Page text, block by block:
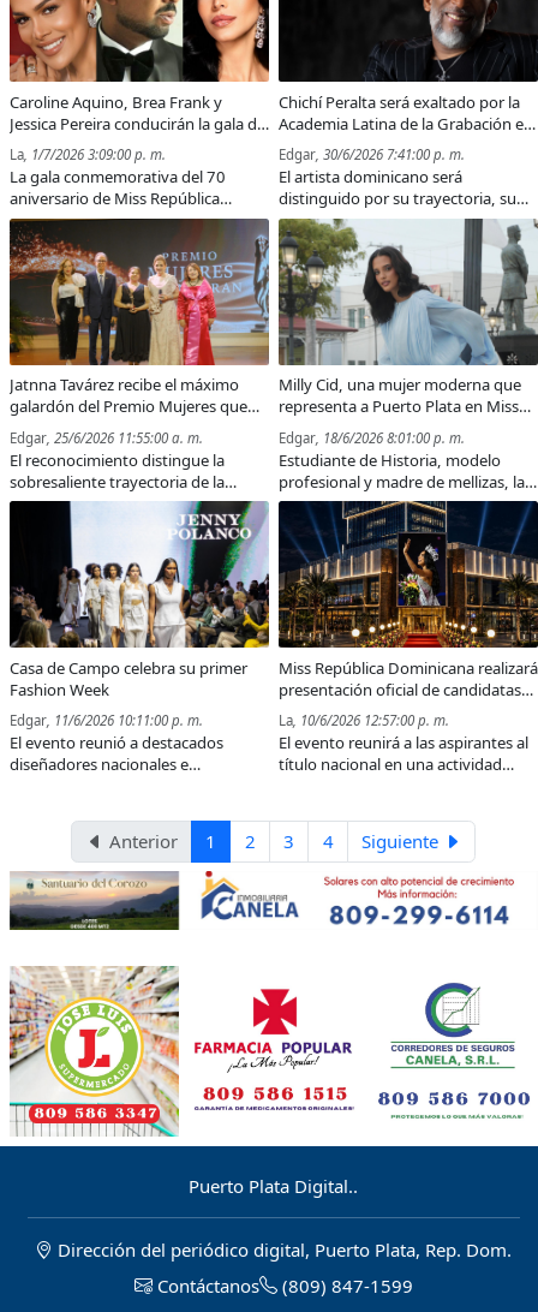
Caroline Aquino, Brea Frank y
Jessica Pereira conducirán la gala de
coronación del 70 aniversario de
Miss República Dominicana
La, 1/7/2026 3:09:00 p. m.
La gala conmemorativa del 70
aniversario de Miss República
Dominicana se celebrará el 30 de
julio en el Teatro Nacional Eduardo
Brito y estará dedicada a apoyar la
creación de La Casa del Autismo.
Chichí Peralta será exaltado por la
Academia Latina de la Grabación en
reconocimiento a su excelencia
musical
Edgar, 30/6/2026 7:41:00 p. m.
El artista dominicano será
distinguido por su trayectoria, su
aporte a la música latina y su legado
como uno de los grandes
innovadores de la fusión caribeña.
Jatnna Tavárez recibe el máximo
galardón del Premio Mujeres que
Inspiran
Edgar, 25/6/2026 11:55:00 a. m.
El reconocimiento distingue la
sobresaliente trayectoria de la
veterana comunicadora y resalta el
impacto de mujeres líderes en
diversas áreas del país.
Milly Cid, una mujer moderna que
representa a Puerto Plata en Miss
Universo República Dominicana
Edgar, 18/6/2026 8:01:00 p. m.
Estudiante de Historia, modelo
profesional y madre de mellizas, la
representante de Puerto Plata
apuesta por la fe, la disciplina y los
valores como pilares de su
participación en Miss Universo
República Dominicana.
Casa de Campo celebra su primer
Fashion Week
Edgar, 11/6/2026 10:11:00 p. m.
El evento reunió a destacados
diseñadores nacionales e
turismo de lujo en La Romana.
Miss República Dominicana realizará
presentación oficial de candidatas
en Downtown Center SD este
miércoles 10 de junio
La, 10/6/2026 12:57:00 p. m.
El evento reunirá a las aspirantes al
título nacional en una actividad
Anterior 1 2 3 4 Siguiente
Puerto Plata Digital..
Dirección del periódico digital, Puerto Plata, Rep. Dom.
Contáctanos
(809) 847-1599